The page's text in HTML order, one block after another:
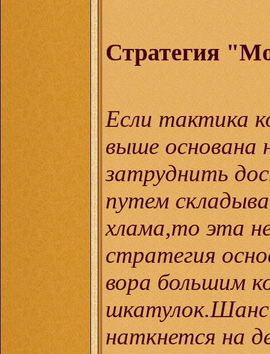
Стратегия
Если тактика
выше основана
затруднить
путем
хлама,то эта
стратегия
вора большим
наткнется на